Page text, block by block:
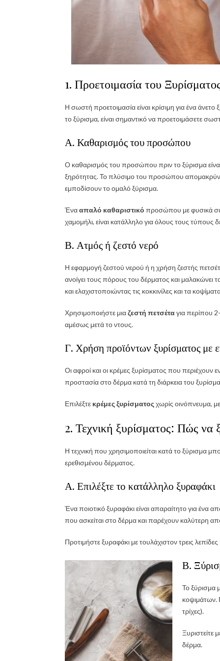
1. Προετοιμασία του
Η σωστή προετοιμασία είναι κρίσιμη για ένα
το ξύρισμα, είναι σημαντικό να προετοιμάσετε
Α. Καθαρισμός του προσώπου
Ο καθαρισμός του προσώπου πριν το ξύρισμα
ξηρότητας. Το πλύσιμο του προσώπου
εμποδίσουν το ομαλό ξύρισμα.
Ένααπαλό καθαριστικό προσώπου με φυσικά
χαμομήλι, είναι κατάλληλο για όλους τους τύπους
Β. Ατμός ή ζεστό νερό
Η εφαρμογή ζεστού νερού ή η χρήση ζεστής
ανοίγει τους πόρους του δέρματος και μαλακώνει
και ελαχιστοποιώντας τις κοκκινίλες και τα
Χρησιμοποιήστε μιαζεστή πετσέταγια περίπου
αμέσως μετά το ντους.
Γ. Χρήση προϊόντων ξυρίσματος με
Οι αφροί και οι κρέμες ξυρίσματος που
προστασία στο δέρμα κατά τη διάρκεια του
Επιλέξτε κρέμες ξυρίσματοςχωρίς οινόπνευμα, με
2. Τεχνική ξυρίσματος: Πώς να
Η τεχνική που χρησιμοποιείται κατά το ξύρισμα
ερεθισμένου δέρματος.
Α. Επιλέξτε το κατάλληλο ξυραφάκι
Ένα ποιοτικό ξυραφάκι είναι απαραίτητο για
που ασκείται στο δέρμα και παρέχουν καλύτερη
Προτιμήστε ξυραφάκι με τουλάχιστον τρεις
Β.
Το ξύρισμα
κοψιμάτων.
τρίχες).
Ξυριστείτε
δέρμα.